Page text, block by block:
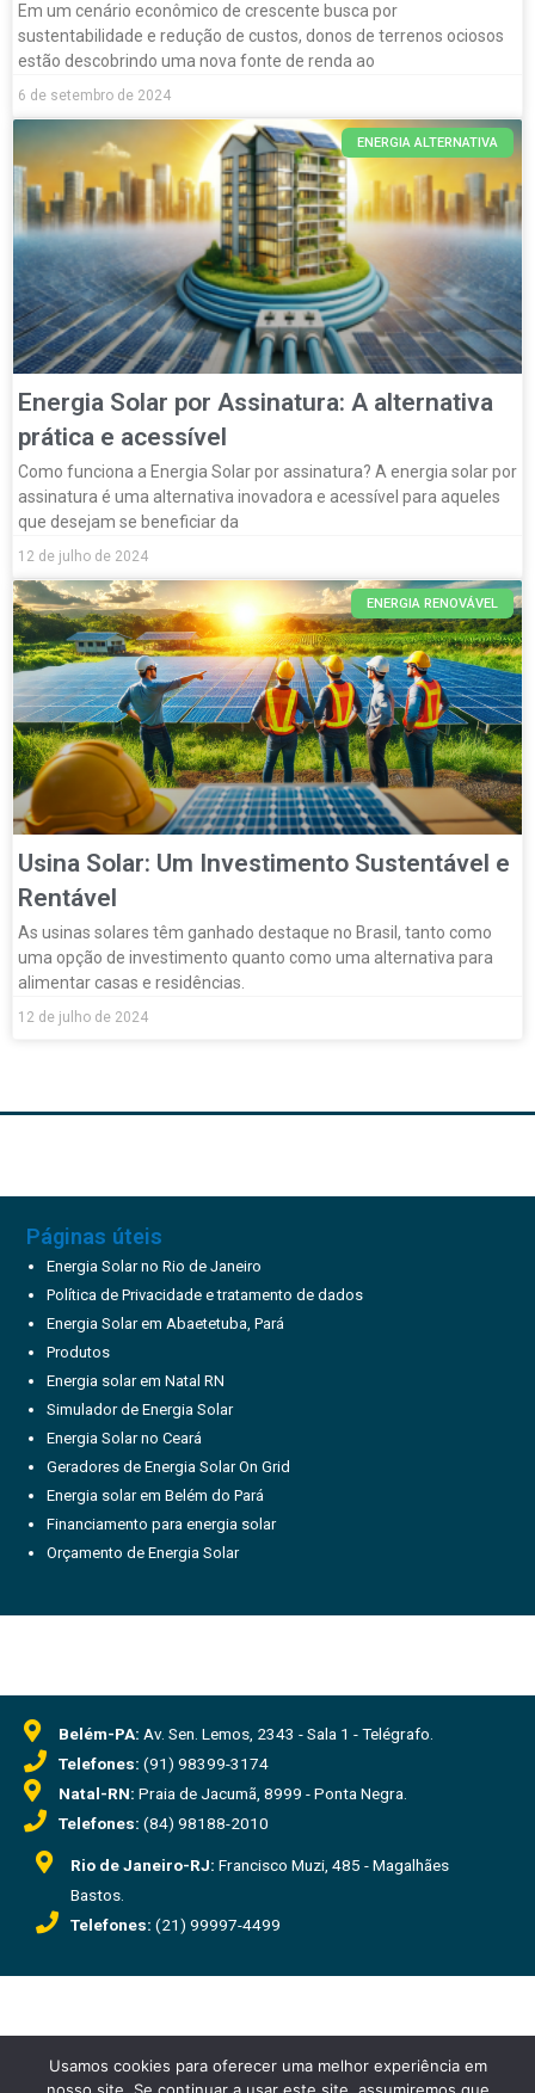
Em um cenário econômico de crescente busca por
sustentabilidade e redução de custos, donos de terrenos ociosos
estão descobrindo uma nova fonte de renda ao
6 de setembro de 2024
ENERGIA ALTERNATIVA
Energia Solar por Assinatura: A alternativa
prática e acessível
Como funciona a Energia Solar por assinatura? A energia solar por
assinatura é uma alternativa inovadora e acessível para aqueles
que desejam se beneficiar da
12 de julho de 2024
ENERGIA RENOVÁVEL
Usina Solar: Um Investimento Sustentável e
Rentável
As usinas solares têm ganhado destaque no Brasil, tanto como
uma opção de investimento quanto como uma alternativa para
alimentar casas e residências.
12 de julho de 2024
Páginas úteis
Energia Solar no Rio de Janeiro
Política de Privacidade e tratamento de dados
Energia Solar em Abaetetuba, Pará
Produtos
Energia solar em Natal RN
Simulador de Energia Solar
Energia Solar no Ceará
Geradores de Energia Solar On Grid
Energia solar em Belém do Pará
Financiamento para energia solar
Orçamento de Energia Solar
Belém-PA: Av. Sen. Lemos, 2343 - Sala 1 - Telégrafo.
Telefones: (91) 98399-3174
Natal-RN: Praia de Jacumã, 8999 - Ponta Negra.
Telefones: (84) 98188-2010
Rio de Janeiro-RJ: Francisco Muzi, 485 - Magalhães
Bastos.
Telefones: (21) 99997-4499
Usamos cookies para oferecer uma melhor experiência em